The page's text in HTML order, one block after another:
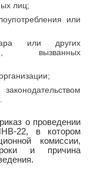
лиц;
или
или других
вызванных
о проведении
22, в котором
комиссии,
и причина